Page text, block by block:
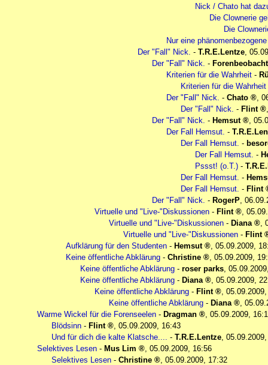
Nick / Chato hat
Die Clownerie
Die
Nur eine
Der "Fall" Nick. - T.R.E.Lentze
Der "Fall" Nick. -
Kriterien für die Wahrheit -
Kriterien für die Wahrheit
Der "Fall" Nick. - Chato
Der "Fall" Nick. - Flint
Der "Fall" Nick. - Hemsut
Der Fall Hemsut. -
Der Fall Hemsut. -
Der Fall Hemsut. -
Pssst! (o.T.) -
Der Fall Hemsut. -
Der Fall Hemsut. - Flint
Der "Fall" Nick. - RogerP
Virtuelle und "Live-"Diskussionen - Flint
Virtuelle und "Live-"Diskussionen - Diana
Virtuelle und "Live-"Diskussionen - Flint
Aufklärung für den Studenten - Hemsut
05.09.2009,
Keine öffentliche Abklärung - Christine
05.09.2009,
Keine öffentliche Abklärung - roser parks
Keine öffentliche Abklärung - Diana
05.09.2009,
Keine öffentliche Abklärung - Flint
Keine öffentliche Abklärung - Diana
Warme Wickel für die Forenseelen - Dragman
05.09.2009,
Blödsinn - Flint
05.09.2009, 16:43
Und für dich die kalte Klatsche....
- T.R.E.Lentze
Selektives Lesen - Mus Lim
05.09.2009, 16:56
Selektives Lesen - Christine
05.09.2009, 17:32